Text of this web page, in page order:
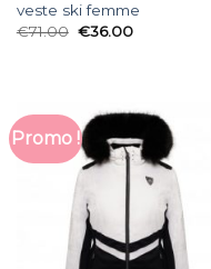
veste ski femme
€71.00 €36.00
Promo !